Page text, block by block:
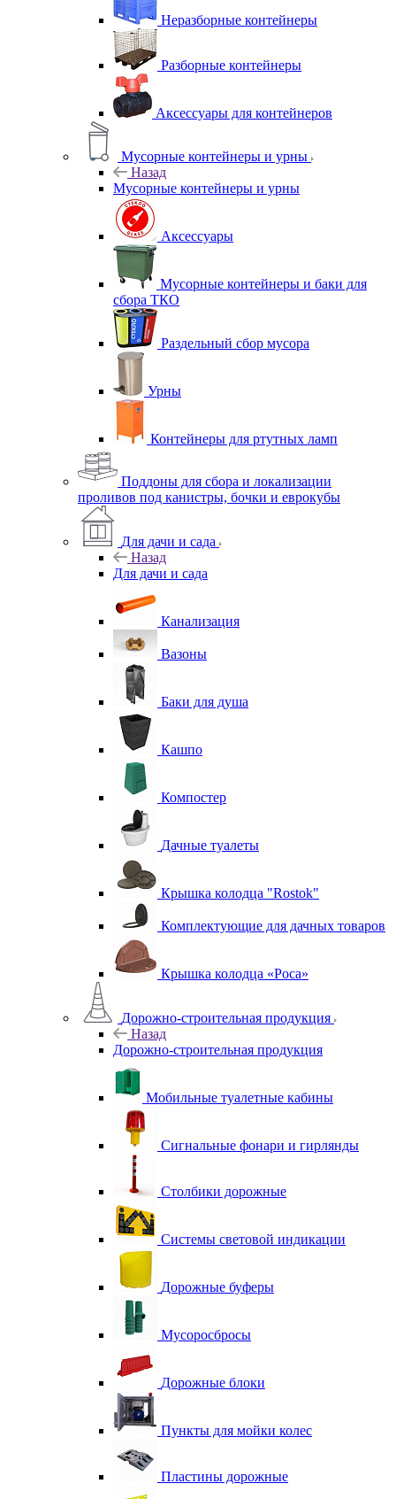
Неразборные контейнеры
Разборные контейнеры
Аксессуары для контейнеров
Мусорные контейнеры и урны
Назад
Мусорные контейнеры и урны
Аксессуары
Мусорные контейнеры и баки для
сбора ТКО
Раздельный сбор мусора
Урны
Контейнеры для ртутных ламп
Поддоны для сбора и локализации
проливов под канистры, бочки и еврокубы
Для дачи и сада
Назад
Для дачи и сада
Канализация
Вазоны
Баки для душа
Кашпо
Компостер
Дачные туалеты
Крышка колодца "Rostok"
Комплектующие для дачных товаров
Крышка колодца «Роса»
Дорожно-строительная продукция
Назад
Дорожно-строительная продукция
Мобильные туалетные кабины
Сигнальные фонари и гирлянды
Столбики дорожные
Системы световой индикации
Дорожные буферы
Мусоросбросы
Дорожные блоки
Пункты для мойки колес
Пластины дорожные